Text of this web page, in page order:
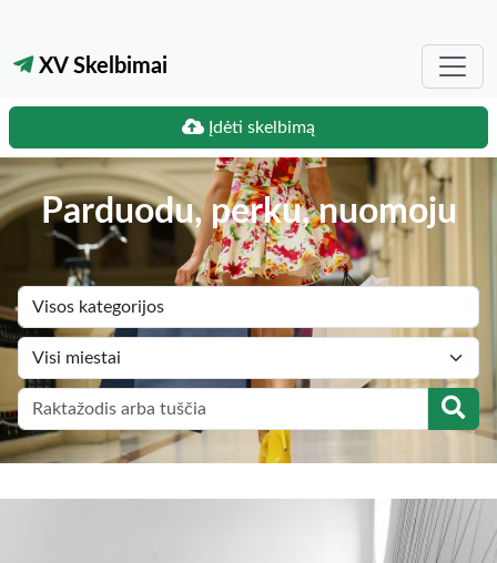
XV Skelbimai
Įdėti skelbimą
Parduodu, perku, nuomoju